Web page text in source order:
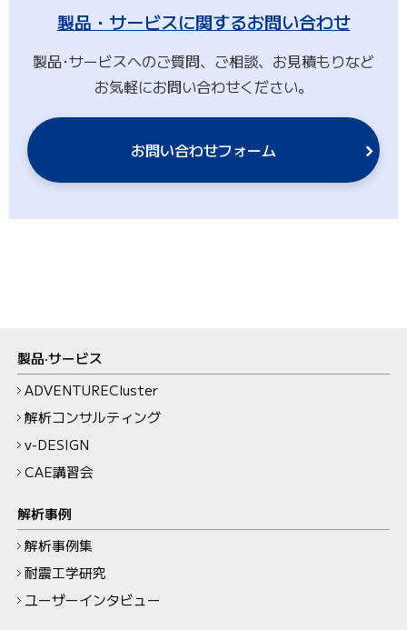
製品・サービスに関するお問い合わせ
製品･サービスへのご質問、ご相談、お見積もりなど
お気軽にお問い合わせください。
お問い合わせフォーム
製品‧サービス
ADVENTURECluster
解析コンサルティング
v-DESIGN
CAE講習会
解析事例
解析事例集
耐震工学研究
ユーザーインタビュー